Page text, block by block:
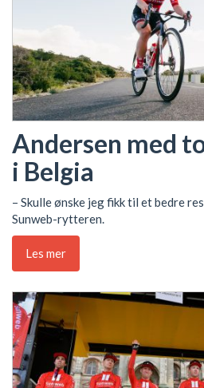
Andersen med
i Belgia
– Skulle ønske jeg fikk til et bedre
Sunweb-rytteren.
Les mer